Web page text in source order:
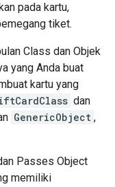
pada kartu,
tiket.
Class dan Objek
yang Anda buat
kartu yang
dan
GenericObject ,
Passes Object
memiliki